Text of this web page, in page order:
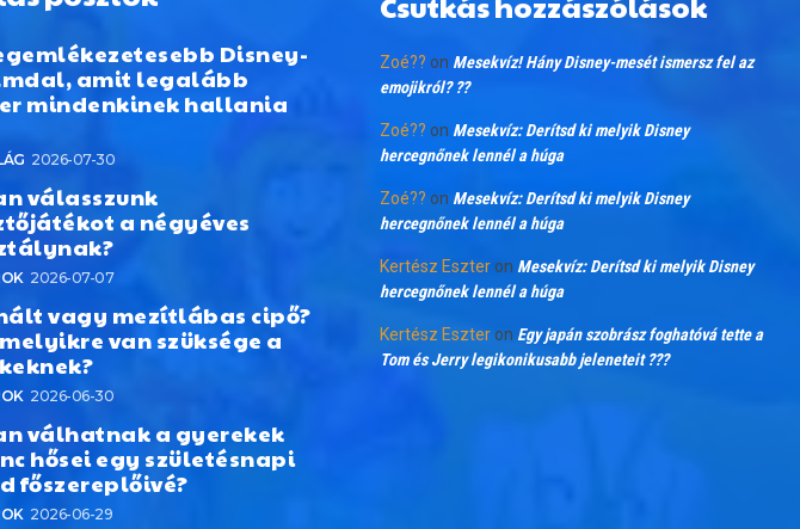
Disney-
amit legalább
mindenkinek hallania
2026-07-30
válasszunk
a négyéves
2026-07-07
vagy mezítlábas cipő?
van szüksége a
2026-06-30
válhatnak a gyerekek
hősei egy születésnapi
főszereplőivé?
2026-06-29
Zoé?? on Mesekvíz! Hány Disney-mesét ismersz fel az
emojikról? ??
Zoé?? on Mesekvíz: Derítsd ki melyik Disney
hercegnőnek lennél a húga
Zoé?? on Mesekvíz: Derítsd ki melyik Disney
hercegnőnek lennél a húga
Kertész Eszteron Mesekvíz: Derítsd ki melyik Disney
hercegnőnek lennél a húga
Kertész Eszteron Egy japán szobrász foghatóvá tette a
Tom és Jerry legikonikusabb jeleneteit ???